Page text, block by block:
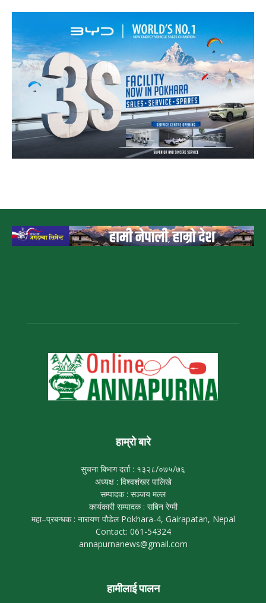
हाम्रो बारे
सुचना बिभाग दर्ता : १३२८/०७५/७६
अध्यक्ष : विश्वशंखर पालिखे
सम्पादक : सञ्जय मल्ल
कार्यकारी सम्पादक : सबिन रेग्मी
महा–प्रबन्धक : नारायण पौडेल Pokhara-4, Gairapatan, Nepal
Contact: 061-54324
annapurnanews@gmail.com
हामीलाई पालन